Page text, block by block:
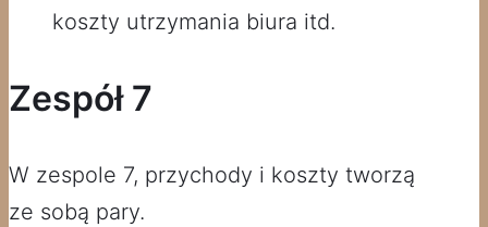
koszty utrzymania biura itd.
Zespół 7
W zespole 7, przychody i koszty tworzą
ze sobą pary.